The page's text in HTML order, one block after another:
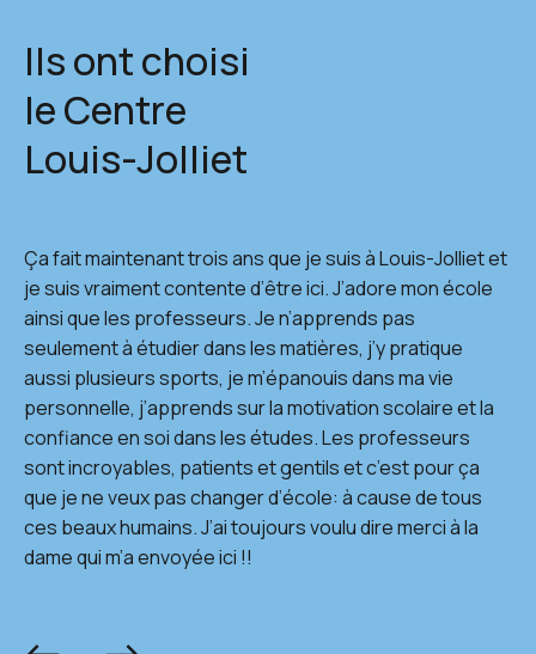
Ils ont choisi
le Centre
Louis-Jolliet
Ça fait maintenant trois ans que je suis à Louis-Jolliet et
je suis vraiment contente d’être ici. J’adore mon école
ainsi que les professeurs. Je n’apprends pas
seulement à étudier dans les matières, j’y pratique
aussi plusieurs sports, je m’épanouis dans ma vie
personnelle, j’apprends sur la motivation scolaire et la
confiance en soi dans les études. Les professeurs
sont incroyables, patients et gentils et c’est pour ça
que je ne veux pas changer d’école: à cause de tous
ces beaux humains. J’ai toujours voulu dire merci à la
dame qui m’a envoyée ici !!